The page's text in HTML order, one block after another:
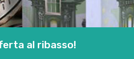
al ribasso!